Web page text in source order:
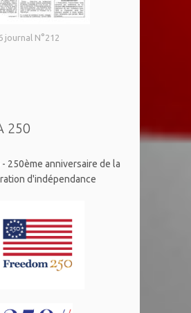
journal N°212
250
250ème anniversaire de la
d'indépendance